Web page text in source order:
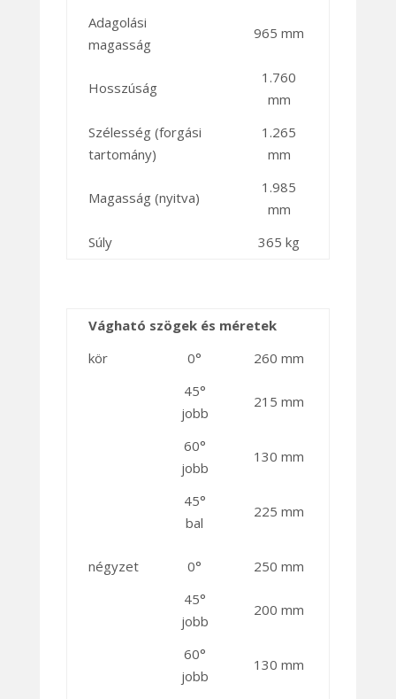
Adagolási
magasság
965 mm
Hosszúság
1.760
mm
Szélesség (forgási
tartomány)
1.265
mm
Magasság (nyitva)
1.985
mm
Súly
365 kg
Vágható szögek és méretek
kör
0°
260 mm
45°
jobb
215 mm
60°
jobb
130 mm
45°
bal
225 mm
négyzet 0°
250 mm
45°
jobb
200 mm
60°
jobb
130 mm